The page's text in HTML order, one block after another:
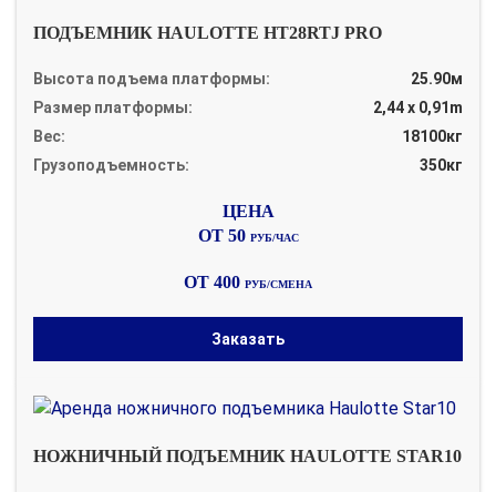
ПОДЪЕМНИК HAULOTTE HT28RTJ PRO
Высота подъема платформы:
25.90м
Размер платформы:
2,44 x 0,91m
Вес:
18100кг
Грузоподъемность:
350кг
ОТ 50 РУБ/ЧАС
ОТ 400 РУБ/СМЕНА
Заказать
НОЖНИЧНЫЙ ПОДЪЕМНИК HAULOTTE STAR10